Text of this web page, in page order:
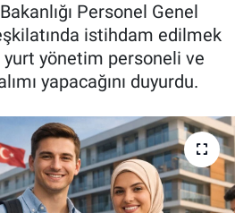
Personel Genel
istihdam edilmek
yönetim personeli ve
yapacağını duyurdu.